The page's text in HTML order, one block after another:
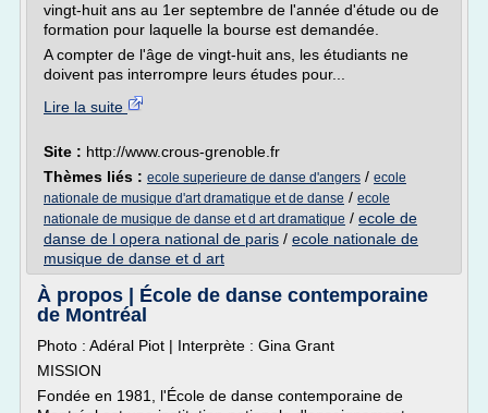
vingt-huit ans au 1er septembre de l'année d'étude ou de
formation pour laquelle la bourse est demandée.
A compter de l'âge de vingt-huit ans, les étudiants ne
doivent pas interrompre leurs études pour...
Lire la suite
Site : http://www.crous-grenoble.fr
Thèmes liés : ecole superieure de danse d'angers / ecole
nationale de musique d'art dramatique et de danse / ecole
nationale de musique de danse et d art dramatique / ecole de
danse de l opera national de paris / ecole nationale de
musique de danse et d art
À propos | École de danse contemporaine
de Montréal
Photo : Adéral Piot | Interprète : Gina Grant
MISSION
Fondée en 1981, l'École de danse contemporaine de